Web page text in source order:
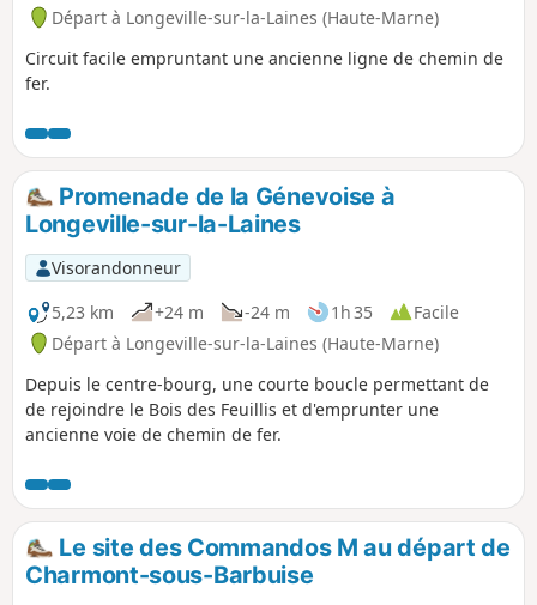
Départ à Longeville-sur-la-Laines (Haute-Marne)
Circuit facile empruntant une ancienne ligne de chemin de
fer.
Promenade de la Génevoise à
Longeville-sur-la-Laines
Visorandonneur
5,23 km
+24 m -24 m 1h 35
Facile
Départ à Longeville-sur-la-Laines (Haute-Marne)
Depuis le centre-bourg, une courte boucle permettant de
de rejoindre le Bois des Feuillis et d'emprunter une
ancienne voie de chemin de fer.
Le site des Commandos M au départ de
Charmont-sous-Barbuise